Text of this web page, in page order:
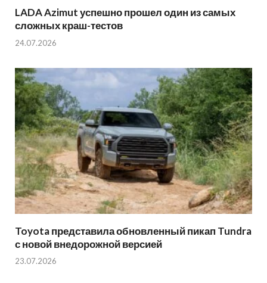
LADA Azimut успешно прошел один из самых
сложных краш-тестов
24.07.2026
Toyota представила обновленный пикап Tundra
с новой внедорожной версией
23.07.2026